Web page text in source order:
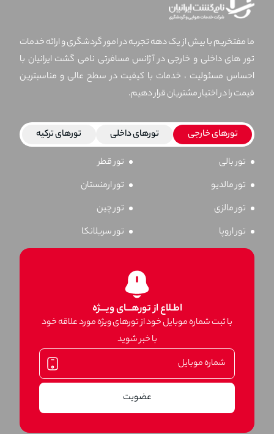
ما مفتخریم با بیش از یک دهه تجربه در امور گردشگری و ارائه خدمات
تور های داخلی و خارجی در آژانس مسافرتی نامی گشت ایرانیان با
احساس مسئولیت ، خدمات با کیفیت در سطح عالی و مناسبترین
قیمت را در اختیار مشتریان قرار دهیم.
تورهای خارجی تورهای داخلی
تورهای ترکیه
تور بالی
تور قطر
تور مالدیو
تور ارمنستان
تور مالزی
تور چین
تور اروپا
تور سریلانکا
اطـلاع از تورهـــای ویـــژه
با ثبت شماره موبایل خود از تورهای ویژه مورد علاقه خود
با خبر شوید
عضویت